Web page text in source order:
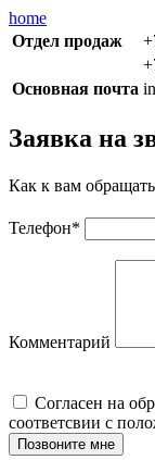
home
Отдел продаж
Основная почта
Заявка на
Как к вам
Телефон*
Комментарий
Cогласен на
соответсвии с
Позвоните мне